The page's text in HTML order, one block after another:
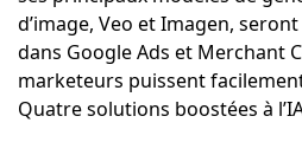
d’image, Veo et Imagen,
dans Google Ads et Merchant
marketeurs puissent
Quatre solutions boostées à